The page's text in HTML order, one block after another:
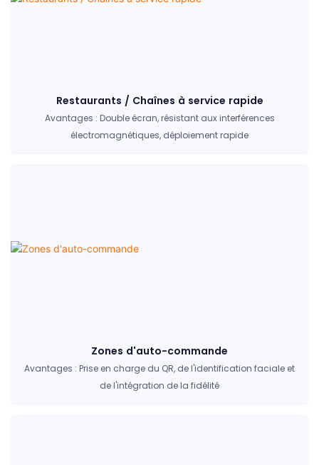
Restaurants / Chaînes à service rapide
Avantages : Double écran, résistant aux interférences
électromagnétiques, déploiement rapide
Zones d'auto-commande
Avantages : Prise en charge du QR, de l'identification faciale et
de l'intégration de la fidélité